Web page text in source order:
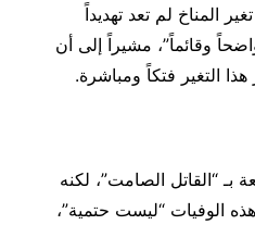
المناخ لم تعد تهديداً
وقائماً”، مشيراً إلى أن
التغير فتكاً ومباشرة.
بـ “القاتل الصامت”، لكنه
الوفيات “ليست حتمية”،